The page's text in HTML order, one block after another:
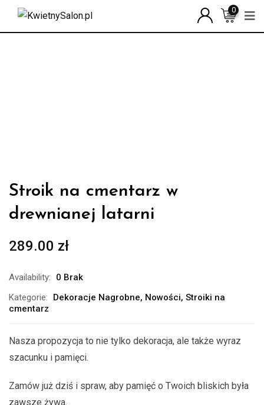
0
Stroik na cmentarz w
drewnianej latarni
289.00 zł
Availability:
0 Brak
Kategorie:
Dekoracje Nagrobne, Nowości, Stroiki na
cmentarz
Nasza propozycja to nie tylko dekoracja, ale także wyraz
szacunku i pamięci.
Zamów już dziś i spraw, aby pamięć o Twoich bliskich była
zawsze żywa.